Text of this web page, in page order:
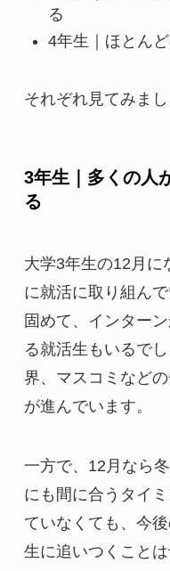
る
4年生｜ほとん
それぞれ見てみまし
3年生｜多くの人
る
大学3年生の12月に
に就活に取り組ん
固めて、インター
る就活生もいるで
界、マスコミなど
が進んでいます。
一方で、12月なら
にも間に合うタイ
ていなくても、今
生に追いつくこと